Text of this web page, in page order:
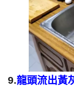
樣黑，有些洗
9.龍頭流出黃